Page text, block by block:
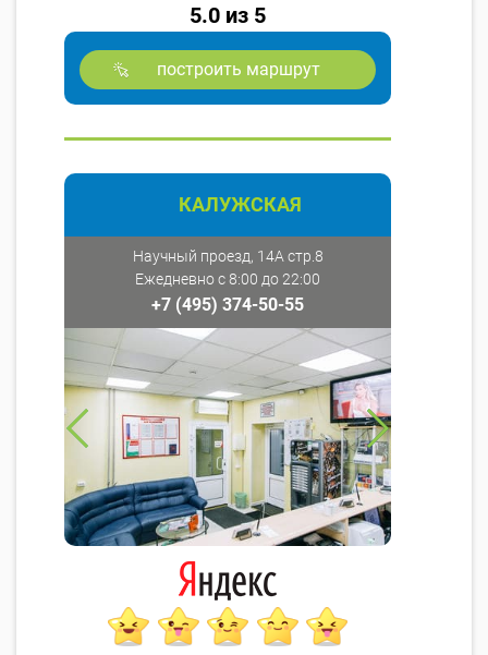
5.0 из 5
построить маршрут
КАЛУЖСКАЯ
Научный проезд, 14А стр.8
Ежедневно с 8:00 до 22:00
+7 (495) 374-50-55